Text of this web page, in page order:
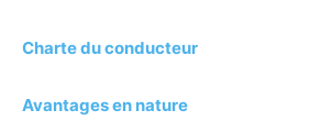
Charte du conducteur
Avantages en nature